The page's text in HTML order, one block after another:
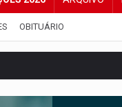
OBITUÁRIO